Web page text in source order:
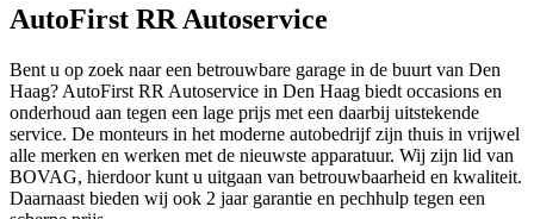
AutoFirst RR Autoservice
Bent u op zoek naar een betrouwbare garage in de buurt van Den
Haag? AutoFirst RR Autoservice in Den Haag biedt occasions en
onderhoud aan tegen een lage prijs met een daarbij uitstekende
service. De monteurs in het moderne autobedrijf zijn thuis in vrijwel
alle merken en werken met de nieuwste apparatuur. Wij zijn lid van
BOVAG, hierdoor kunt u uitgaan van betrouwbaarheid en kwaliteit.
Daarnaast bieden wij ook 2 jaar garantie en pechhulp tegen een